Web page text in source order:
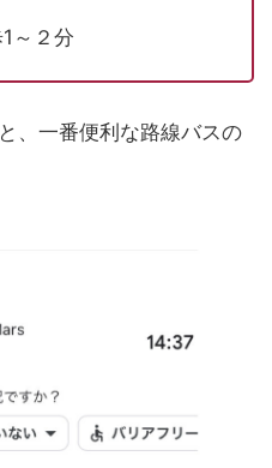
～２分
、一番便利な路線バスの